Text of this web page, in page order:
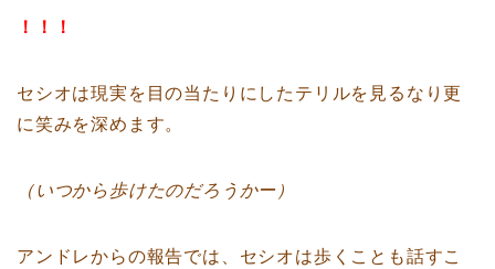
！！！
セシオは現実を目の当たりにしたテリルを見るなり更
に笑みを深めます。
（いつから歩けたのだろうかー）
アンドレからの報告では、セシオは歩くことも話すこ